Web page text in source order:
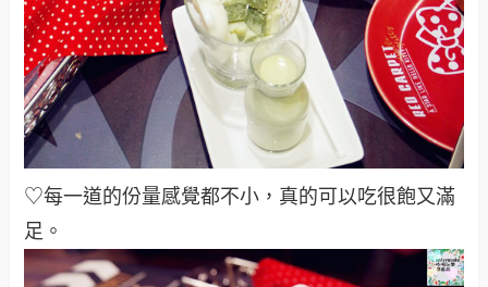
♡每一道的份量感覺都不小，真的可以吃很飽又滿
足。